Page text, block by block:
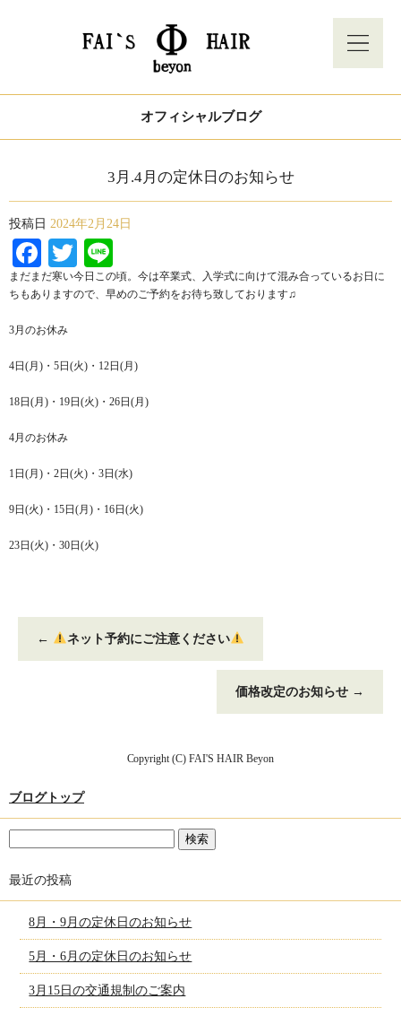
オフィシャルブログ
3月.4月の定休日のお知らせ
投稿日 2024年2月24日
Facebook
Twitter
まだまだ寒い今日この頃。今は卒業式、入学式に向けて混み合っているお日に
ちもありますので、早めのご予約をお待ち致しております♫
3月のお休み
4日(月)・5日(火)・12日(月)
18日(月)・19日(火)・26日(月)
4月のお休み
1日(月)・2日(火)・3日(水)
9日(火)・15日(月)・16日(火)
23日(火)・30日(火)
← ネット予約にご注意ください
価格改定のお知らせ →
Copyright (C) FAI'S HAIR Beyon
ブログトップ
最近の投稿
8月・9月の定休日のお知らせ
5月・6月の定休日のお知らせ
3月15日の交通規制のご案内